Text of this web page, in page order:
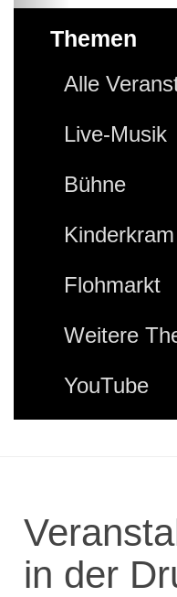
Themen
Alle
Live-Musik
Bühne
Kinderkram
Flohmarkt
Weitere
YouTube
in der